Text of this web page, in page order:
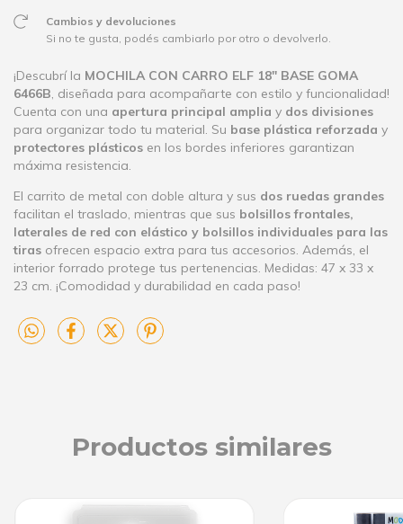
Cambios y devoluciones
Si no te gusta, podés cambiarlo por otro o devolverlo.
¡Descubrí la MOCHILA CON CARRO ELF 18" BASE GOMA
6466B, diseñada para acompañarte con estilo y funcionalidad!
Cuenta con una apertura principal amplia y dos divisiones
para organizar todo tu material. Su base plástica reforzada y
protectores plásticos en los bordes inferiores garantizan
máxima resistencia.
El carrito de metal con doble altura y sus dos ruedas grandes
facilitan el traslado, mientras que sus bolsillos frontales,
laterales de red con elástico y bolsillos individuales para las
tiras ofrecen espacio extra para tus accesorios. Además, el
interior forrado protege tus pertenencias. Medidas: 47 x 33 x
23 cm. ¡Comodidad y durabilidad en cada paso!
Productos similares